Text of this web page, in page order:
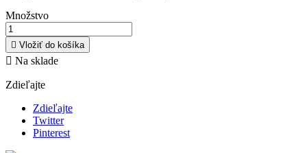
Množstvo
 Vložiť do košíka
 Na sklade
Zdieľajte
Zdieľajte
Twitter
Pinterest